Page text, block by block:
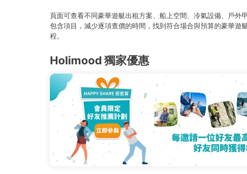
頁面可查看不同豪華遊艇出租方案、船上空間、冷氣設備、戶
包含項目，減少逐項查價的時間，找到符合場合與預算的豪華
程。
Holimood 獨家優惠